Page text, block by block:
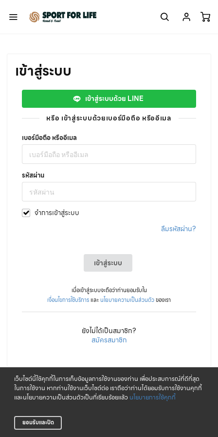
เว็บไซต์นี้ใช้คุกกี้ในการเก็บข้อมูลการใช้งานของท่าน เพื่อประสบการณ์ที่ดีที่สุด
ในการใช้งาน หากท่านใช้งานเว็บไซต์ต่อ เราถือว่าท่านได้ยอมรับการใช้งานคุกกี้
และนโยบายความเป็นส่วนตัวเป็นที่เรียบร้อยแล้ว นโยบายการใช้คุกกี้
ยอมรับและปิด
เข้าสู่ระบบ
เข้าสู่ระบบด้วย LINE
หรือ เข้าสู่ระบบด้วยเบอร์มือถือ หรืออีเมล
เบอร์มือถือ หรืออีเมล
รหัสผ่าน
จำการเข้าสู่ระบบ
ลืมรหัสผ่าน?
เข้าสู่ระบบ
เมื่อเข้าสู่ระบบจะถือว่าท่านยอมรับใน
เงื่อนไขการใช้บริการ และ นโยบายความเป็นส่วนตัวของเรา
ยังไม่ได้เป็นสมาชิก?
สมัครสมาชิก